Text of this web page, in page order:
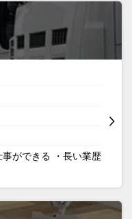
ができる ・長い業歴